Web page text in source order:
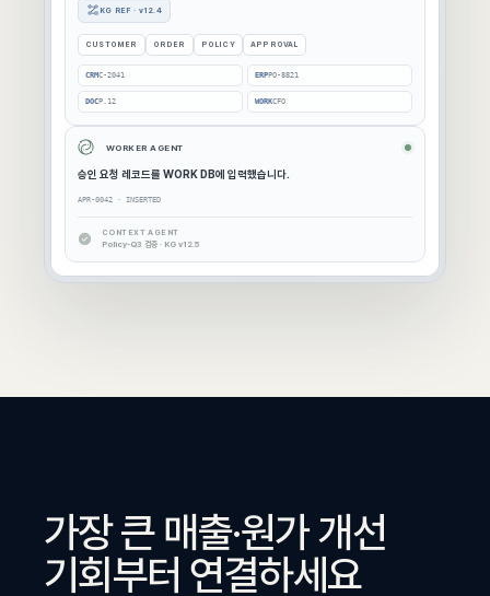
KG REF · v12.4
CUSTOMER ORDER POLICY APPROVAL
CRMC-2041 ERPPO-8821
DOCP.12 WORKCFO
WORKER AGENT
승인 요청 레코드를 WORK DB에 입력했습니다.
APR-0042 · INSERTED
CONTEXT AGENT
Policy-Q3 검증 · KG v12.5
가장 큰 매출·원가 개선
기회부터 연결하세요